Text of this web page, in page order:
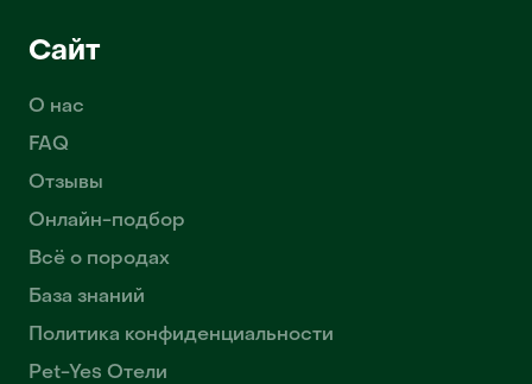
Сайт
О нас
FAQ
Отзывы
Онлайн-подбор
Всё о породах
База знаний
Политика конфиденциальности
Pet-Yes Отели